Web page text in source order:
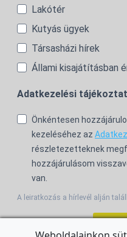
Lakótér
Kutyás ügyek
Társasházi hírek
Állami kisajátításban
Adatkezelési
Önkéntesen
kezeléséhez az
részletezetteknek
hozzájárulásom
van.
A leiratkozás a hírlevél alján